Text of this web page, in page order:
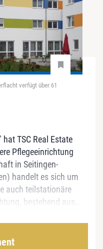
verfügt über 61
TSC Real Estate
Pflegeeinrichtung
in Seitingen-
handelt es sich um
auch teilstationäre
bestehend aus...